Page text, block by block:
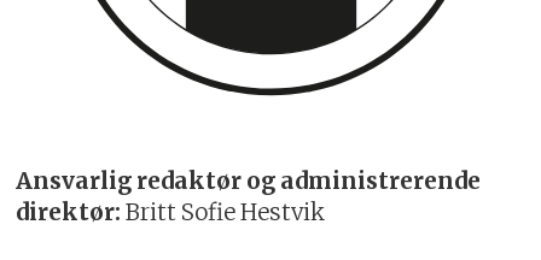
Ansvarlig redaktør og administrerende
direktør: Britt Sofie Hestvik